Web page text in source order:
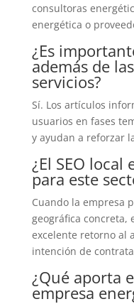
consultoras
energética o
¿Es
además de
servicios?
Sí. Los artículos
usuarios en fases
y ayudan a reforzar
¿El SEO
para este
Cuando la empresa
geográfica concreta,
excelente retorno al
intención de
¿Qué aporta
empresa